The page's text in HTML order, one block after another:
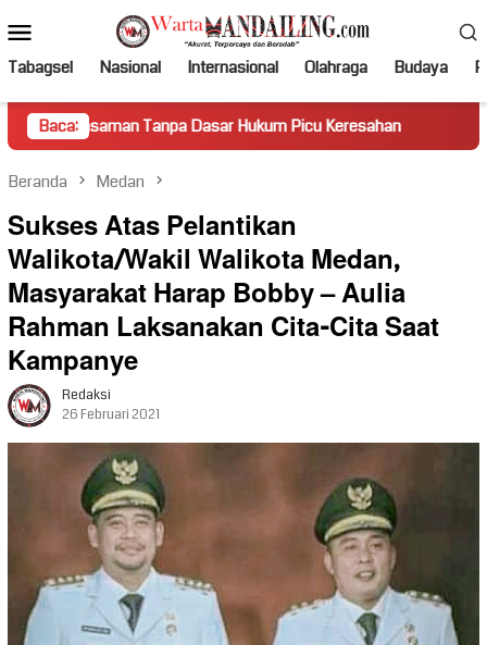
ke
kontenMobile
Tabagsel Nasional Internasional Olahraga Budaya
Baca:
Tanpa Dasar Hukum Picu Keresahan Truk Miring
Beranda Medan
Sukses Atas Pelantikan
Walikota/Wakil Walikota Medan,
Masyarakat Harap Bobby – Aulia
Rahman Laksanakan Cita-Cita Saat
Kampanye
Redaksi
26 Februari 2021